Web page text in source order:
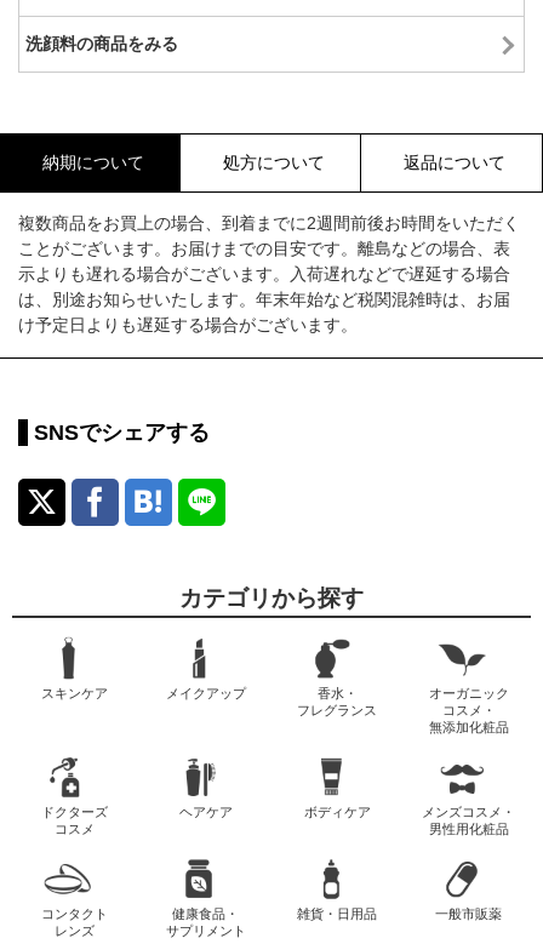
洗顔料の商品をみる
納期について 処方について 返品について
複数商品をお買上の場合、到着までに2週間前後お時間をいただく
ことがございます。お届けまでの目安です。離島などの場合、表
示よりも遅れる場合がございます。入荷遅れなどで遅延する場合
は、別途お知らせいたします。年末年始など税関混雑時は、お届
け予定日よりも遅延する場合がございます。
SNSでシェアする
カテゴリから探す
スキンケア メイクアップ
香水・
フレグランス
オーガニック
コスメ・
無添加化粧品
ドクターズ
コスメ
ヘアケア ボディケア
メンズコスメ・
男性用化粧品
コンタクト
レンズ
健康食品・
サプリメント
雑貨・日用品 一般市販薬